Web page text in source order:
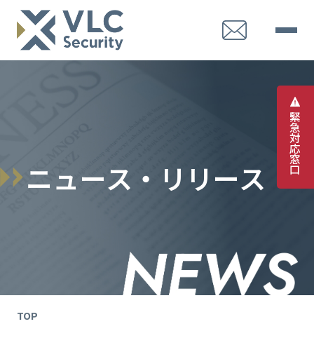
緊
急
対
応
窓
口
ニュース ・ リ リ ース
TOP